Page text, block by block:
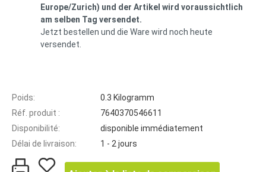
Europe/Zurich) und der Artikel wird voraussichtlich
am selben Tag versendet.
Jetzt bestellen und die Ware wird noch heute
versendet.
Poids:
0.3 Kilogramm
Réf. produit :
7640370546611
Disponibilité:
disponible immédiatement
Délai de livraison:
1 - 2 jours